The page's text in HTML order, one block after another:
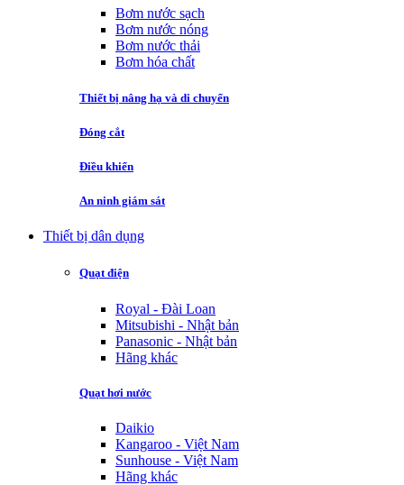
Bơm nước sạch
Bơm nước nóng
Bơm nước thải
Bơm hóa chất
Thiết bị nâng hạ và di chuyển
Đóng cắt
Điều khiển
An ninh giám sát
Thiết bị dân dụng
Quạt điện
Royal - Đài Loan
Mitsubishi - Nhật bản
Panasonic - Nhật bản
Hãng khác
Quạt hơi nước
Daikio
Kangaroo - Việt Nam
Sunhouse - Việt Nam
Hãng khác